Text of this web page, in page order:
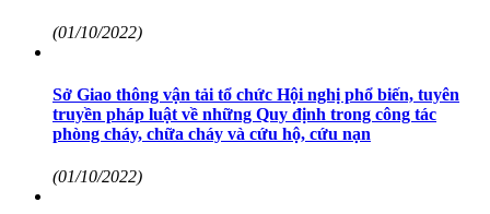
(01/10/2022)
Sở Giao thông vận tải tổ chức Hội nghị phổ biến, tuyên
truyền pháp luật về những Quy định trong công tác
phòng cháy, chữa cháy và cứu hộ, cứu nạn
(01/10/2022)